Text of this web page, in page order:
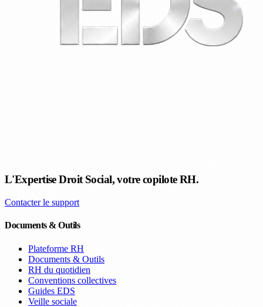
L'Expertise Droit Social, votre copilote RH.
Contacter le support
Documents & Outils
Plateforme RH
Documents & Outils
RH du quotidien
Conventions collectives
Guides EDS
Veille sociale